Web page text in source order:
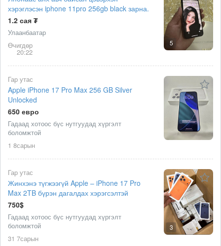
5
хэрэглэсэн iphone 11pro 256gb black зарна.
1.2 сая ₮
Улаанбаатар
Өчигдөр
20:22
Гар утас
Apple iPhone 17 Pro Max 256 GB Silver
Unlocked
650 евро
Гадаад хотоос бүс нутгуудад хүргэлт
боломжтой
1 8сарын
3
Гар утас
Жинхэнэ түгжээгүй Apple – iPhone 17 Pro
Max 2TB бүрэн дагалдах хэрэгсэлтэй
750$
Гадаад хотоос бүс нутгуудад хүргэлт
боломжтой
31 7сарын